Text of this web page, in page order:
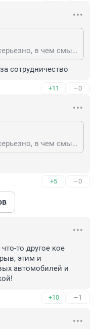
а смысл ее сажать? нет, ну серьезно, в чем смысл посадки? изъято имущество, финансы. должности занимать запрещено. сейчас ее основной функционал - рожать. что и требуется государству.
сотрудничество
+11 –0
а смысл ее сажать? нет, ну серьезно, в чем смысл посадки? изъято имущество, финансы. должности занимать запрещено. сейчас ее основной функционал - рожать. что и требуется государству.
+5 –0
то другое кое
этим и
автомобилей и
+10 –1